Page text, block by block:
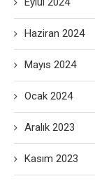
Haziran 2024
Mayıs 2024
Ocak 2024
Aralık 2023
Kasım 2023